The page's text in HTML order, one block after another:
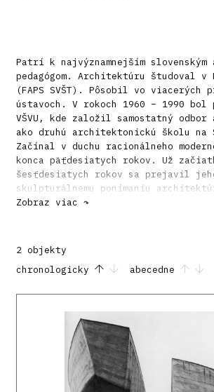
Patrí k najvýznamnejším slovenským
pedagógom. Architektúru študoval
(FAPS SVŠT). Pôsobil vo viacerých
ústavoch. V rokoch 1960 – 1990 bol
VŠVU, kde založil samostatný
ako druhú architektonickú školu na
Začínal v duchu racionálneho
konca päťdesiatych rokov. Už
šesťdesiatych rokov sa prejavil
skulpturálnemu ponímaniu
názore v spolupráci so sochárom J.
Zobraz viac ↷
2 objekty
chronologicky
abecedne